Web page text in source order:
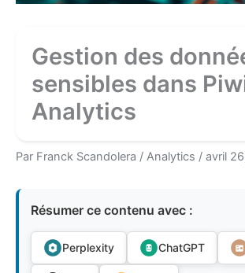
Gestion des
sensibles dans
Analytics
Par Franck Scandolera / Analytics / avril
Résumer ce contenu avec :
Perplexity ChatGPT